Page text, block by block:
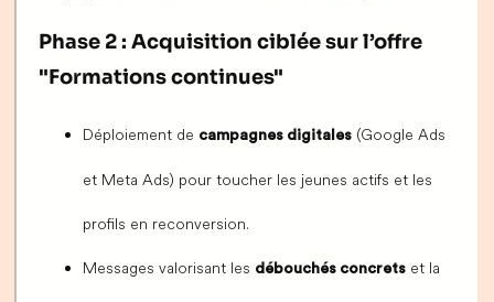
Phase 2 : Acquisition ciblée sur l’offre
"Formations continues"
Déploiement de campagnes digitales (Google Ads
et Meta Ads) pour toucher les jeunes actifs et les
profils en reconversion.
Messages valorisant les débouchés concrets et la